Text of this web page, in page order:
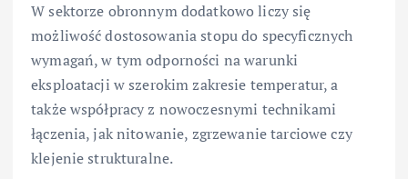
W sektorze obronnym dodatkowo liczy się
możliwość dostosowania stopu do specyficznych
wymagań, w tym odporności na warunki
eksploatacji w szerokim zakresie temperatur, a
także współpracy z nowoczesnymi technikami
łączenia, jak nitowanie, zgrzewanie tarciowe czy
klejenie strukturalne.